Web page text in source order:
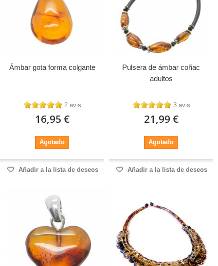
Ámbar gota forma colgante
2 avis
16,95 €
Agotado
Añadir a la lista de deseos
Pulsera de ámbar coñac
adultos
3 avis
21,99 €
Agotado
Añadir a la lista de deseos